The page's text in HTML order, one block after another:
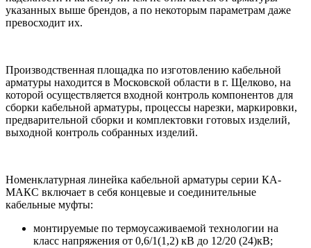
указанных выше брендов, а по некоторым параметрам даже
превосходит их.
Производственная площадка по изготовлению кабельной
арматуры находится в Московской области в г. Щелково, на
которой осуществляется входной контроль компонентов для
сборки кабельной арматуры, процессы нарезки, маркировки,
предварительной сборки и комплектовки готовых изделий,
выходной контроль собранных изделий.
Номенклатурная линейка кабельной арматуры серии КА-
МАКС включает в себя концевые и соединительные
кабельные муфты:
монтируемые по термоусаживаемой технологии на
класс напряжения от 0,6/1(1,2) кВ до 12/20 (24)кВ;